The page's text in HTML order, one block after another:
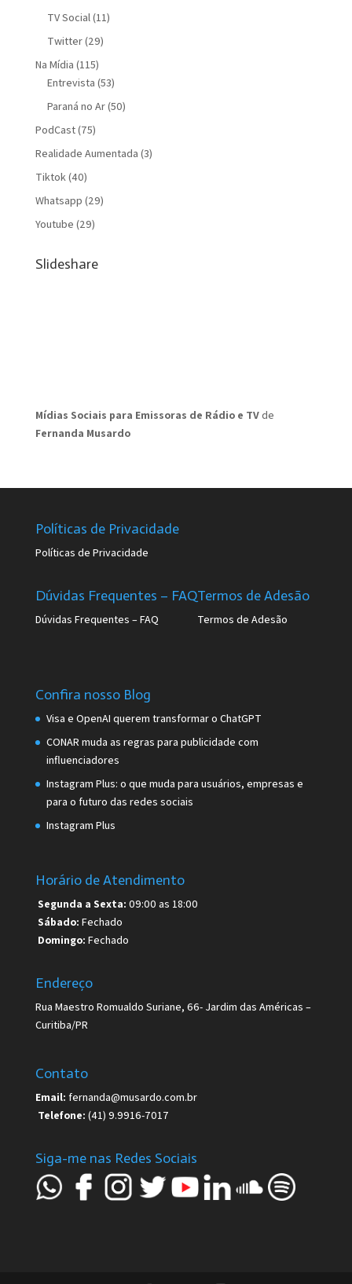
TV Social(11)
Twitter(29)
Na Mídia (115)
Entrevista (53)
Paraná no Ar(50)
PodCast(75)
Realidade Aumentada (3)
Tiktok(40)
Whatsapp (29)
Youtube (29)
Slideshare
Mídias Sociais para Emissoras de Rádio e TVde
Fernanda Musardo
Políticas de Privacidade
Políticas de Privacidade
Dúvidas Frequentes – FAQ
Dúvidas Frequentes – FAQ
Termos de Adesão
Termos de Adesão
Confira nosso Blog
Visa e OpenAI querem transformar o ChatGPT
CONAR muda as regras para publicidade com
influenciadores
Instagram Plus: o que muda para usuários, empresas e
para o futuro das redes sociais
Instagram Plus
Horário de Atendimento
Segunda a Sexta: 09:00 as 18:00
Sábado: Fechado
Domingo: Fechado
Endereço
Rua Maestro Romualdo Suriane, 66- Jardim das Américas –
Curitiba/PR
Contato
Email: fernanda@musardo.com.br
Telefone: (41) 9.9916-7017
Siga-me nas Redes Sociais